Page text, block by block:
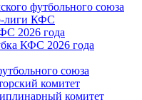
футбольного союза
лиги КФС
2026 года
КФС 2026 года
союза
комитет
комитет